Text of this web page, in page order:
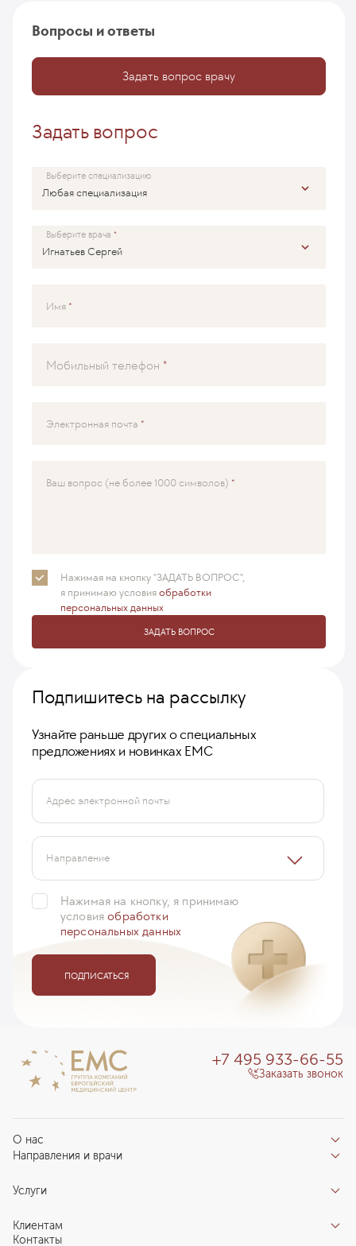
Вопросы и ответы
Задать вопрос врачу
Задать вопрос
Выберите специализацию
Выберите врача
Имя
Мобильный телефон
Электронная почта
Ваш вопрос (не более 1000 символов)
Нажимая на кнопку "ЗАДАТЬ ВОПРОС",
я принимаюусловияобработки
персональных данных
ЗАДАТЬ ВОПРОС
Подпишитесь на рассылку
Узнайте раньше других о специальных
предложениях и новинках ЕМС
Адрес электронной почты
Направление
Нажимая на кнопку, я принимаю
условияобработки
персональных данных
ПОДПИСАТЬСЯ
О нас
Отзывы пациентов
О клинике
Новости
Направления и врачи
Направления
Центры компетенций
Услуги
Индивидуальный план здоровья
Клиентам
Контакты
+7 495 933-66-55
Заказать звонок